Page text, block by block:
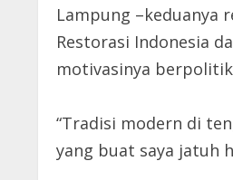
Lampung –keduanya
Restorasi Indonesia
motivasinya
“Tradisi modern di
yang buat saya jatuh